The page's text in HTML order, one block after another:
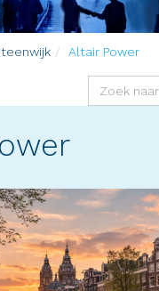
Altair Power